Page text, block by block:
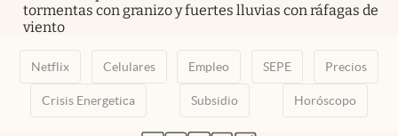
tormentas con granizo y fuertes lluvias con ráfagas de
viento
Netflix Celulares Empleo SEPE Precios
Crisis Energetica Subsidio Horóscopo